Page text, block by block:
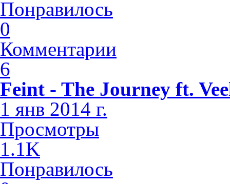
Понравилось
0
Комментарии
6
Feint - The Journey ft.
1 янв 2014 г.
Просмотры
1.1K
Понравилось